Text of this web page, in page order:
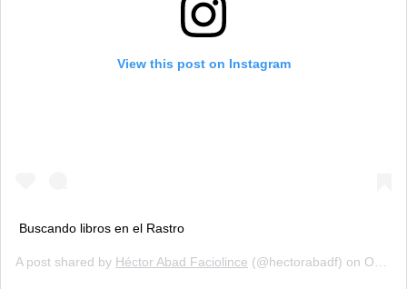
View this post on Instagram
Buscando libros en el Rastro
A post shared by Héctor Abad Faciolince (@hectorabadf) on Oct 7, 2018 at 2:45pm PDT